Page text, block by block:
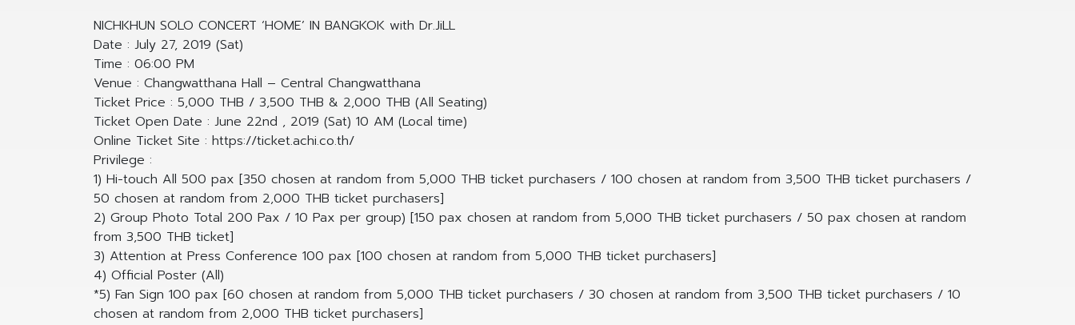
NICHKHUN SOLO CONCERT ‘HOME’ IN BANGKOK with Dr.JiLL
Date : July 27, 2019 (Sat)
Time : 06:00 PM
Venue : Changwatthana Hall – Central Changwatthana
Ticket Price : 5,000 THB / 3,500 THB & 2,000 THB (All Seating)
Ticket Open Date : June 22nd , 2019 (Sat) 10 AM (Local time)
Online Ticket Site : https://ticket.achi.co.th/
Privilege :
1) Hi-touch All 500 pax [350 chosen at random from 5,000 THB ticket purchasers / 100 chosen at random from 3,500 THB ticket purchasers /
50 chosen at random from 2,000 THB ticket purchasers]
2) Group Photo Total 200 Pax / 10 Pax per group) [150 pax chosen at random from 5,000 THB ticket purchasers / 50 pax chosen at random
from 3,500 THB ticket]
3) Attention at Press Conference 100 pax [100 chosen at random from 5,000 THB ticket purchasers]
4) Official Poster (All)
*5) Fan Sign 100 pax [60 chosen at random from 5,000 THB ticket purchasers / 30 chosen at random from 3,500 THB ticket purchasers / 10
chosen at random from 2,000 THB ticket purchasers]